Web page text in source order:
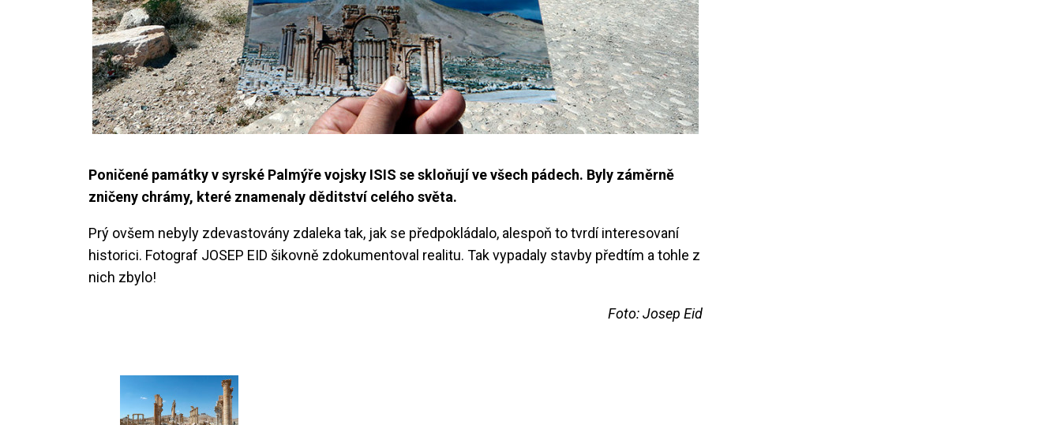
Poničené památky v syrské Palmýře vojsky ISIS se skloňují ve všech pádech. Byly záměrně
zničeny chrámy, které znamenaly děditství celého světa.
Prý ovšem nebyly zdevastovány zdaleka tak, jak se předpokládalo, alespoň to tvrdí interesovaní
historici. Fotograf JOSEP EID šikovně zdokumentoval realitu. Tak vypadaly stavby předtím a tohle z
nich zbylo!
Foto: Josep Eid